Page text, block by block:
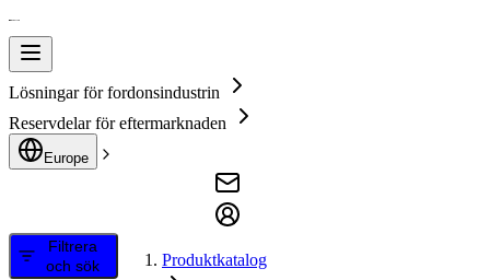
Lösningar för fordonsindustrin
Reservdelar för eftermarknaden
Europe
Filtrera
och sök
Produktkatalog